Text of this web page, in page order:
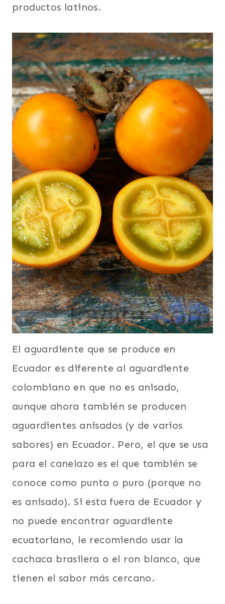
productos latinos.
El aguardiente que se produce en
Ecuador es diferente al aguardiente
colombiano en que no es anisado,
aunque ahora también se producen
aguardientes anisados (y de varios
sabores) en Ecuador. Pero, el que se usa
para el canelazo es el que también se
conoce como punta o puro (porque no
es anisado). Si esta fuera de Ecuador y
no puede encontrar aguardiente
ecuatoriano, le recomiendo usar la
cachaca brasilera o el ron blanco, que
tienen el sabor más cercano.